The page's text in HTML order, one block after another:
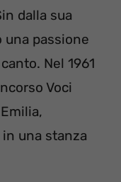
dalla sua
una passione
Nel 1961
Voci
una stanza